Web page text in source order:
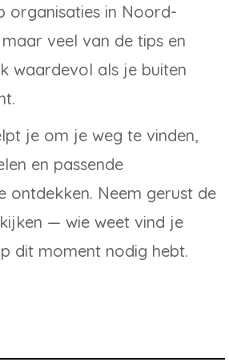
organisaties in Noord-
veel van de tips en
waardevol als je buiten
je om je weg te vinden,
en passende
ontdekken. Neem gerust de
— wie weet vind je
dit moment nodig hebt.